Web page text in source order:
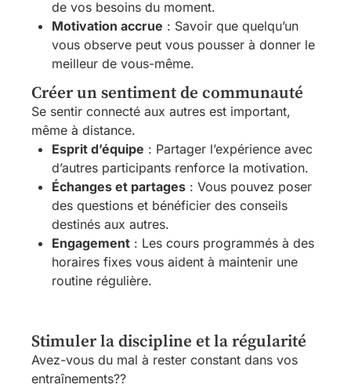
de vos besoins du moment.
Motivation accrue : Savoir que quelqu’un
vous observe peut vous pousser à donner le
meilleur de vous-même.
Créer un sentiment de communauté
Se sentir connecté aux autres est important,
même à distance.
Esprit d’équipe : Partager l’expérience avec
d’autres participants renforce la motivation.
Échanges et partages : Vous pouvez poser
des questions et bénéficier des conseils
destinés aux autres.
Engagement : Les cours programmés à des
horaires fixes vous aident à maintenir une
routine régulière.
Stimuler la discipline et la régularité
Avez-vous du mal à rester constant dans vos
entraînements??